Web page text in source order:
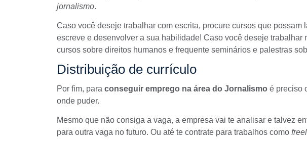
jornalismo.
Caso você deseje trabalhar com escrita, procure cursos que possam
escreve e desenvolver a sua habilidade! Caso você deseje trabalhar
cursos sobre direitos humanos e frequente seminários e palestras
Distribuição de currículo
Por fim, para conseguir emprego na área do Jornalismo é preciso
onde puder.
Mesmo que não consiga a vaga, a empresa vai te analisar e talvez
para outra vaga no futuro. Ou até te contrate para trabalhos como